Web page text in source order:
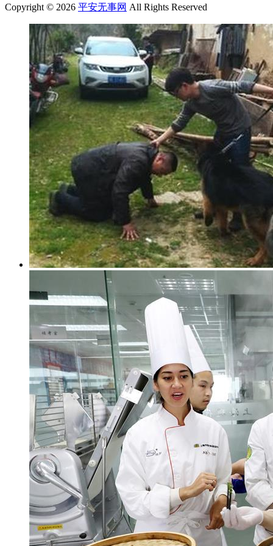
Copyright © 2026 平安无事网 All Rights Reserved